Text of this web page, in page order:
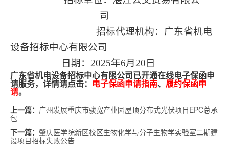
司
招标代理机构：广东省机电
设备招标中心有限公司
日期： 2025年6月 20日
广东省机电设备招标中心有限公司已开通在线电子保函申
请服务，详情请点击： 电子保函申请指南、履约保函申
请。
上一篇： 广州发展重庆市骏宽产业园屋顶分布式光伏项目EPC总承
包
下一篇： 肇庆医学院新区校区生物化学与分子生物学实验室二期建
设项目招标失败公告